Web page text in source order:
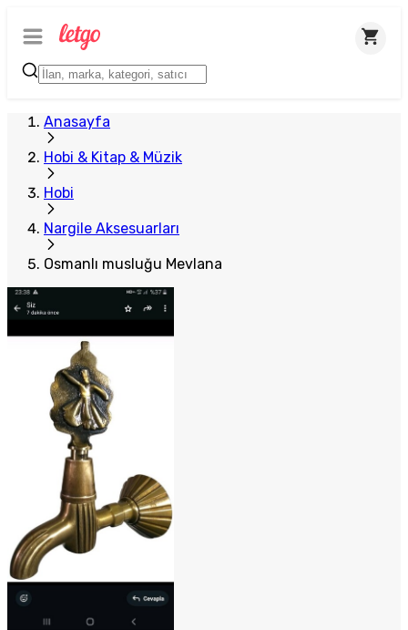
Anasayfa
Hobi & Kitap & Müzik
Hobi
Nargile Aksesuarları
Osmanlı musluğu Mevlana